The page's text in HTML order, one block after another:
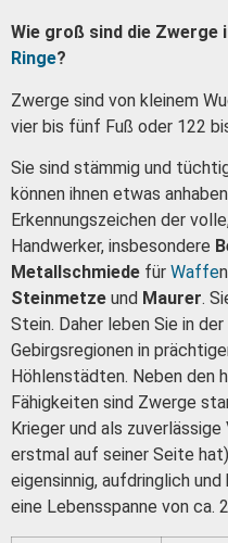
Wie groß sind die Zwerge
Ringe?
Zwerge sind von kleinem
vier bis fünf Fuß oder 122
Sie sind stämmig und
können ihnen etwas
Erkennungszeichen der
Handwerker, insbesondere
Metallschmiede für Waffe
Steinmetze und Maurer.
Stein. Daher leben Sie in
Gebirgsregionen in
Höhlenstädten. Neben den
Fähigkeiten sind Zwerge
Krieger und als
erstmal auf seiner Seite
eigensinnig, aufdringlich
eine Lebensspanne von ca.